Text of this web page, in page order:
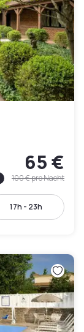
65 €
100 €pro Nacht
17h - 23h